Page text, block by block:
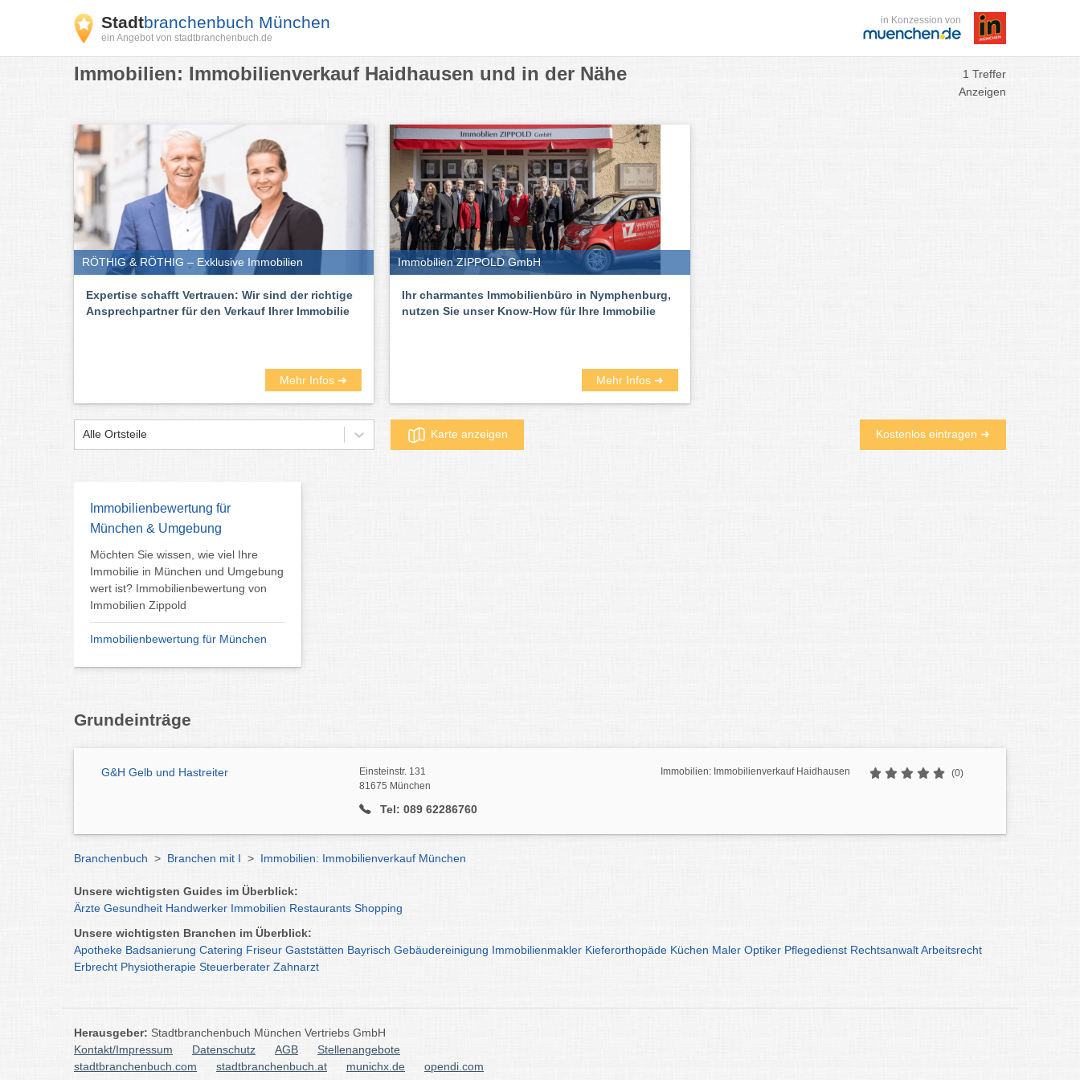
Stadtbranchenbuch München
ein Angebot von stadtbranchenbuch.de
in Konzession von
Immobilien: Immobilienverkauf Haidhausen und in der Nähe
1 Treffer
Anzeigen
RÖTHIG & RÖTHIG – Exklusive Immobilien
Expertise schafft Vertrauen: Wir sind der richtige
Ansprechpartner für den Verkauf Ihrer Immobilie
Mehr Infos ➜
Immobilien ZIPPOLD GmbH
Ihr charmantes Immobilienbüro in Nymphenburg,
nutzen Sie unser Know-How für Ihre Immobilie
Mehr Infos ➜
Alle Ortsteile Karte anzeigen Kostenlos eintragen ➜
Immobilienbewertung für
München & Umgebung
Möchten Sie wissen, wie viel Ihre
Immobilie in München und Umgebung
wert ist? Immobilienbewertung von
Immobilien Zippold
Immobilienbewertung für München
Grundeinträge
G&H Gelb und Hastreiter
Einsteinstr. 131
81675 München
Tel: 089 62286760
Immobilien: Immobilienverkauf Haidhausen (0)
Branchenbuch > Branchen mit I > Immobilien: Immobilienverkauf München
Unsere wichtigsten Guides im Überblick:
Ärzte Gesundheit Handwerker Immobilien Restaurants Shopping
Unsere wichtigsten Branchen im Überblick:
Apotheke Badsanierung Catering Friseur Gaststätten Bayrisch Gebäudereinigung Immobilienmakler Kieferorthopäde Küchen Maler Optiker Pflegedienst RechtsanwaltArbeitsrecht
Erbrecht Physiotherapie Steuerberater Zahnarzt
Herausgeber: Stadtbranchenbuch München Vertriebs GmbH
Kontakt/Impressum
Datenschutz AGB
Stellenangebote
stadtbranchenbuch.com
stadtbranchenbuch.at munichx.de opendi.com